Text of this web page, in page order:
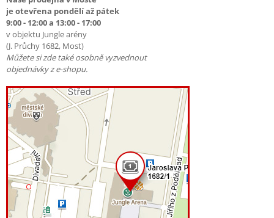
je otevřena pondělí až pátek
9:00 - 12:00 a 13:00 - 17:00
v objektu Jungle arény
(J. Průchy 1682, Most)
Můžete si zde také osobně vyzvednout
objednávky z e-shopu.